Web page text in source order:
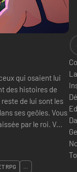
qui osaient lui
des histoires de
de lui sont les
geôles. Vous
par le roi. V...
RPG ...